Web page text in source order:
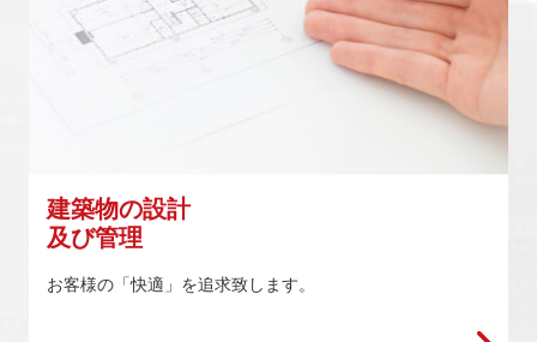
建築物の設計
及び管理
お客様の「快適」を追求致します。